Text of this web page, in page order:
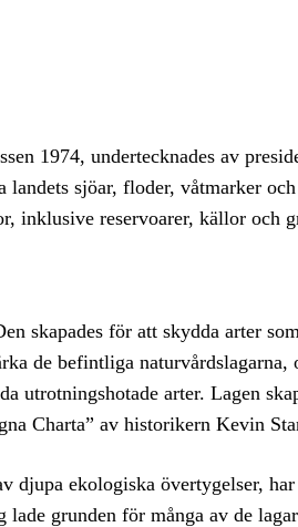
1974, undertecknades av
sjöar, floder, våtmarker
inklusive reservoarer, källor och
skapades för att skydda arter
de befintliga naturvårdslagarna,
utrotningshotade arter. Lagen
Charta” av historikern Kevin
ekologiska övertygelser,
grunden för många av de